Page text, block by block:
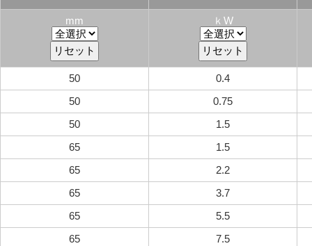
mm ｋW
50
0.4
50
0.75
50
1.5
65
1.5
65
2.2
65
3.7
65
5.5
65
7.5